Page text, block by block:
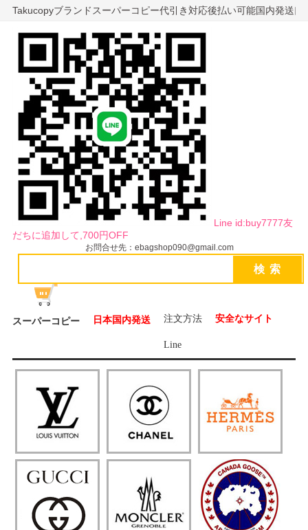
Takucopyブランドスーパーコピー代引き対応後払い可能国内発送
Line id:buy7777友
だちに追加して,700円OFF
お問合せ先：ebagshop090@gmail.com
スーパーコピー 日本国内発送 注文方法 安全なサイト
Line